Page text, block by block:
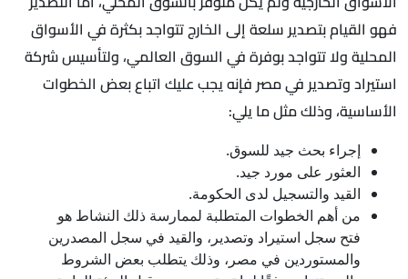
فهو القيام بتصدير سلعة إلى الخارج تتواجد بكثرة في الأسواق
المحلية ولا تتواجد بوفرة في السوق العالمي، ولتأسيس شركة
استيراد وتصدير في مصر فإنه يجب عليك اتباع بعض الخطوات
الأساسية، وذلك مثل ما يلي:
إجراء بحث جيد للسوق.
العثور على مورد جيد.
القيد والتسجيل لدى الحكومة.
من أهم الخطوات المتطلبة لممارسة ذلك النشاط هو
فتح سجل استيراد وتصدير، والقيد في سجل المصدرين
والمستوردين في مصر، وذلك يتطلب بعض الشروط